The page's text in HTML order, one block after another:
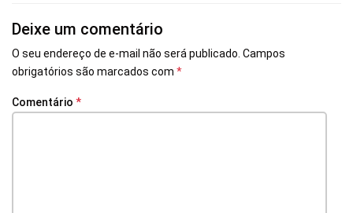
Deixe um comentário
O seu endereço de e-mail não será publicado. Campos
obrigatórios são marcados com *
Comentário *